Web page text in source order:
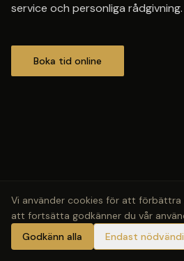
service och personliga rådgivning.
Boka tid online
Vi använder cookies för att förbättra
att fortsätta godkänner du vår
Godkänn alla
Endast